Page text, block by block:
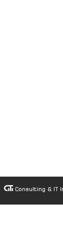
Consulting & IT